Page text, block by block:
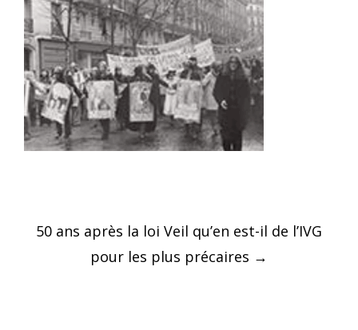
Post
navigation
50 ans après la loi Veil qu’en est-il de l’IVG
pour les plus précaires →